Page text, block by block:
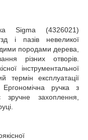
Sigma (4326021)
і пазів невеликої
породами дерева,
різних отворів.
інструментальної
термін експлуатації
Ергономічна ручка з
зручне захоплення,